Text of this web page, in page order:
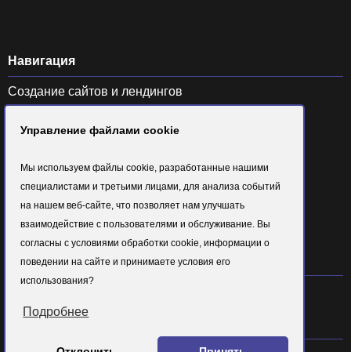
Управление файлами cookie
Мы используем файлы cookie, разработанные нашими
специалистами и третьими лицами, для анализа событий
на нашем веб-сайте, что позволяет нам улучшать
взаимодействие с пользователями и обслуживание. Вы
согласны с условиями обработки cookie, информации о
поведении на сайте и принимаете условия его
использования?
Подробнее
Навигация
Создание сайтов и лендингов
Контекстная реклама и SMM
Блог
Отзывы
Контакты
Контакты
+7 (960) 688-80-96
alex@arahort.pro